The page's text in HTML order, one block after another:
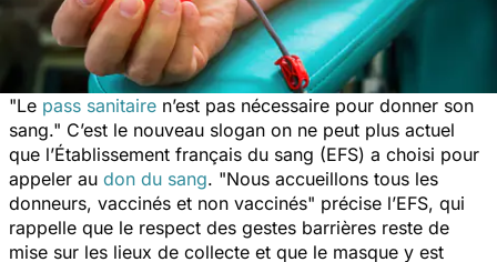
"Le pass sanitaire n’est pas nécessaire pour donner son
sang." C’est le nouveau slogan on ne peut plus actuel
que l’Établissement français du sang (EFS) a choisi pour
appeler au don du sang. "Nous accueillons tous les
donneurs, vaccinés et non vaccinés" précise l’EFS, qui
rappelle que le respect des gestes barrières reste de
mise sur les lieux de collecte et que le masque y est